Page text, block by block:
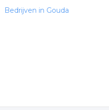
Bedrijven in Gouda